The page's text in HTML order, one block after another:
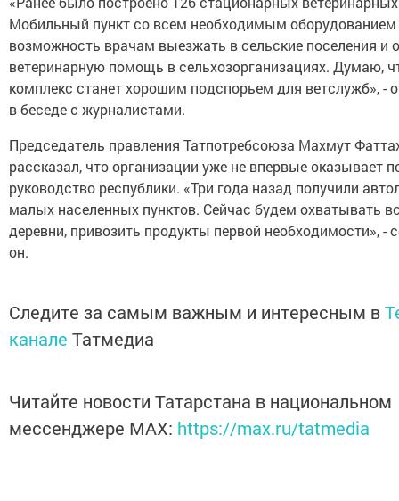
Мобильный пункт со всем необходимым оборудованием
возможность врачам выезжать в сельские поселения и
ветеринарную помощь в сельхозорганизациях. Думаю,
комплекс станет хорошим подспорьем для ветслужб», -
в беседе с журналистами.
Председатель правления Татпотребсоюза Махмут
рассказал, что организации уже не впервые оказывает
руководство республики. «Три года назад получили
малых населенных пунктов. Сейчас будем охватывать
деревни, привозить продукты первой необходимости», -
он.
Следите за самым важным и интересным в
канале Татмедиа
Читайте новости Татарстана в национальном
мессенджере MАХ: https://max.ru/tatmedia